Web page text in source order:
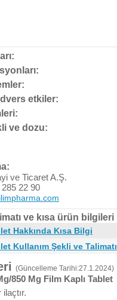
etkiler:
ve dozu:
ve Ticaret A.Ş.
285 22 90
ve kısa ürün bilgileri
Hakkında Kısa Bilgi
Kullanım Şekli ve Talimatı
(Güncelleme Tarihi:27.1.2024)
850 Mg Film Kaplı Tablet